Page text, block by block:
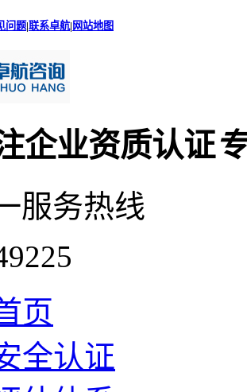
问题|联系卓航| 网站地图
企业资质认证
服务热线
页
全认证